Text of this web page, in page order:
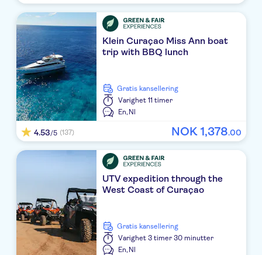
Klein Curaçao Miss Ann boat
trip with BBQ lunch
Gratis kansellering
Varighet 11 timer
En,Nl
4.53/5 (137) NOK 1,378.00
UTV expedition through the
West Coast of Curaçao
Gratis kansellering
Varighet 3 timer 30 minutter
En,Nl